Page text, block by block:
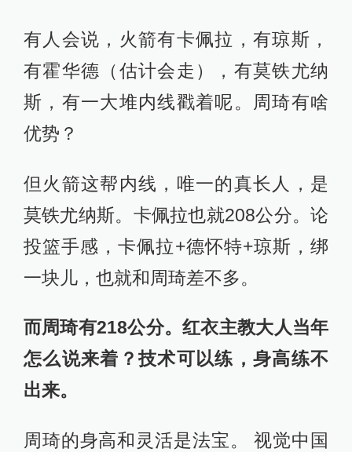
有人会说，火箭有卡佩拉，有琼斯，
有霍华德（估计会走），有莫铁尤纳
斯，有一大堆内线戳着呢。周琦有啥
优势？
但火箭这帮内线，唯一的真长人，是
莫铁尤纳斯。卡佩拉也就208公分。论
投篮手感，卡佩拉+德怀特+琼斯，绑
一块儿，也就和周琦差不多。
而周琦有218公分。红衣主教大人当年
怎么说来着？技术可以练，身高练不
出来。
周琦的身高和灵活是法宝。 视觉中国